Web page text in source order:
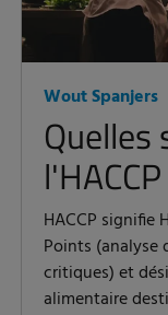
Wout Spanjers
Quelles
HACCP signifie
Points (analyse
critiques) et
alimentaire